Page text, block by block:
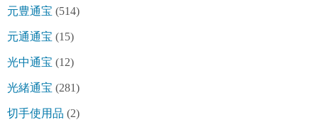
元豊通宝 (514)
元通通宝 (15)
光中通宝 (12)
光緒通宝 (281)
切手使用品 (2)